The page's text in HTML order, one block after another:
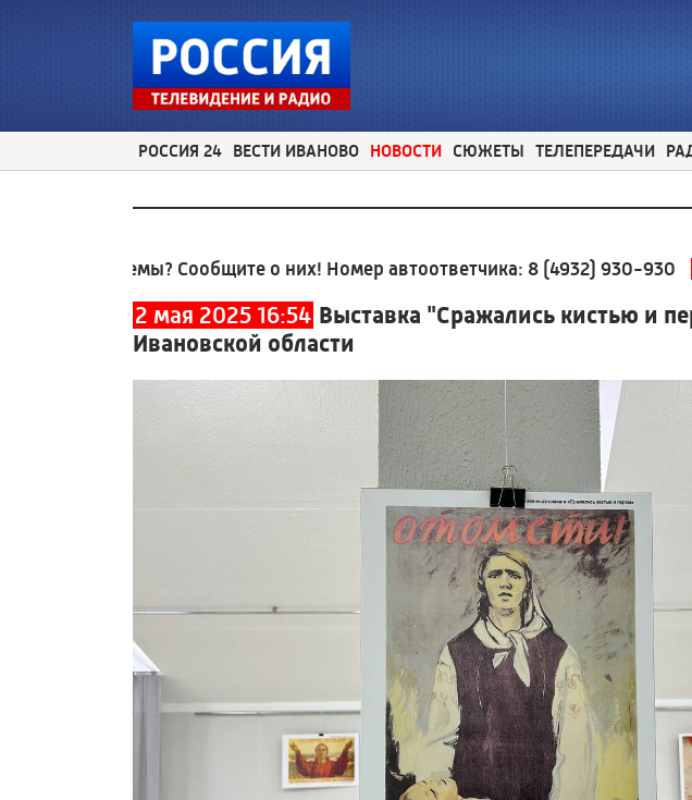
РОССИЯ 24 ВЕСТИ ИВАНОВО НОВОСТИ СЮЖЕТЫ ТЕЛЕПЕРЕДАЧИ
Сообщите о них! Номер автоответчика:8 (4932) 930-930
2 мая 2025 16:54 Выставка "Сражались кистью и
Ивановской области